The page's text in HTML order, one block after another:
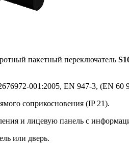
пакетный переключатель
001:2005, EN 947-3, (EN
соприкосновения (IP 21).
и лицевую панель с
или дверь.